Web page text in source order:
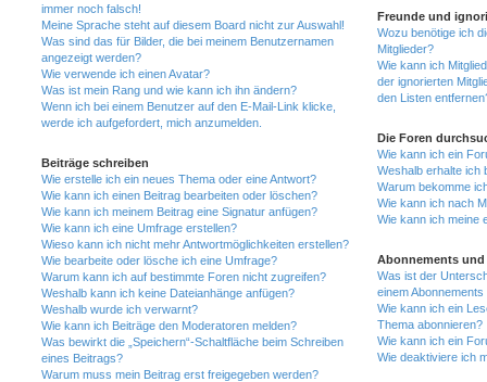
immer noch falsch!
Meine Sprache steht auf diesem Board nicht zur Auswahl!
Was sind das für Bilder, die bei meinem Benutzernamen
angezeigt werden?
Wie verwende ich einen Avatar?
Was ist mein Rang und wie kann ich ihn ändern?
Wenn ich bei einem Benutzer auf den E-Mail-Link klicke,
werde ich aufgefordert, mich anzumelden.
Beiträge schreiben
Wie erstelle ich ein neues Thema oder eine Antwort?
Wie kann ich einen Beitrag bearbeiten oder löschen?
Wie kann ich meinem Beitrag eine Signatur anfügen?
Wie kann ich eine Umfrage erstellen?
Wieso kann ich nicht mehr Antwortmöglichkeiten erstellen?
Wie bearbeite oder lösche ich eine Umfrage?
Warum kann ich auf bestimmte Foren nicht zugreifen?
Weshalb kann ich keine Dateianhänge anfügen?
Weshalb wurde ich verwarnt?
Wie kann ich Beiträge den Moderatoren melden?
Was bewirkt die „Speichern“-Schaltfläche beim Schreiben
eines Beitrags?
Warum muss mein Beitrag erst freigegeben werden?
Freunde und
Wozu benötige ich
Mitglieder?
Wie kann ich
der ignorierten
den Listen
Die Foren
Wie kann ich ein
Weshalb erhalte ich
Warum bekomme
Wie kann ich nach
Wie kann ich meine
Abonnements und
Was ist der
einem
Wie kann ich ein
Thema abonnieren?
Wie kann ich ein
Wie deaktiviere ich